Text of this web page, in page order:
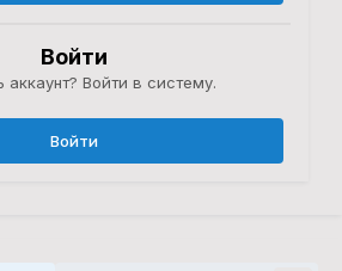
Войти
аккаунт? Войти в систему.
Войти